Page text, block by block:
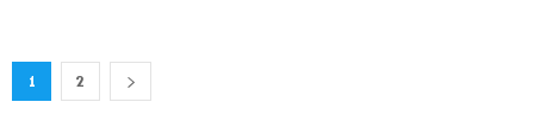
1 2